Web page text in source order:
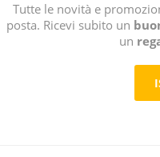
Tutte le novità e
posta. Ricevi subito un
un